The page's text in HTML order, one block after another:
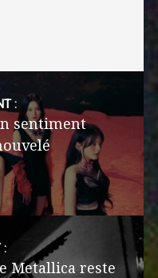
:
sentiment
:
Metallica reste